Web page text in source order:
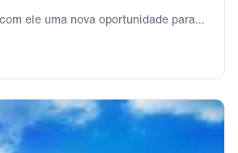
ele uma nova oportunidade para